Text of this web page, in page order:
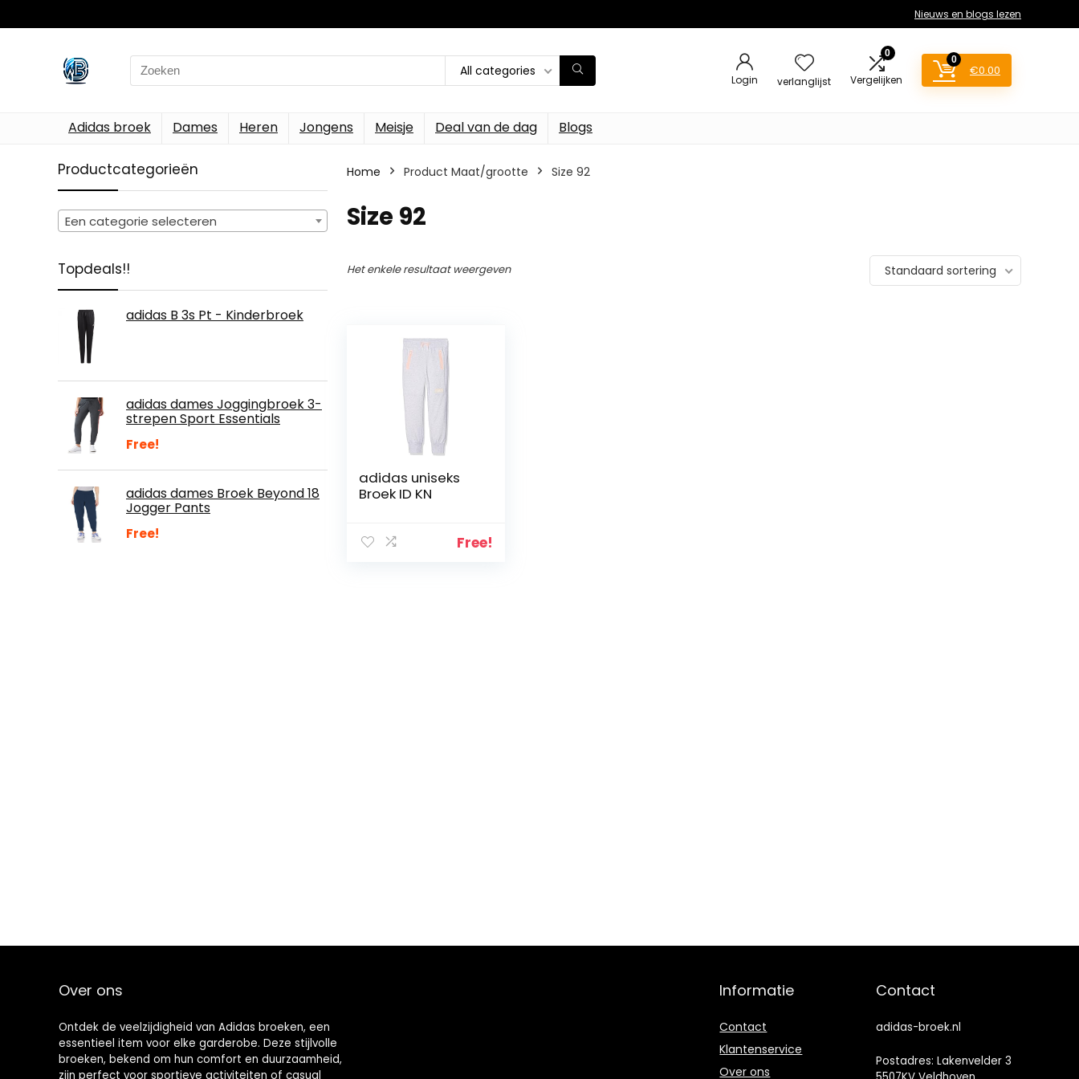
Nieuws en blogs lezen
Search
for:
All categories
Login verlanglijst
0
Vergelijken
0
€0.00
Adidas broek Dames Heren Jongens Meisje Deal van de dag Blogs
Productcategorieën
Een categorie selecteren
Topdeals!!
adidas B 3s Pt - Kinderbroek
adidas dames Joggingbroek 3-
strepen Sport Essentials
Free!
adidas dames Broek Beyond 18
Jogger Pants
Free!
Home Product Maat/grootte Size 92
Size 92
Het enkele resultaat weergeven Standaard sortering
adidas uniseks
Broek ID KN
Free!
Over ons
Ontdek de veelzijdigheid van Adidas broeken, een
essentieel item voor elke garderobe. Deze stijlvolle
broeken, bekend om hun comfort en duurzaamheid,
zijn perfect voor sportieve activiteiten of casual
Informatie
Contact
Klantenservice
Over ons
Contact
adidas-broek.nl
Postadres: Lakenvelder 3